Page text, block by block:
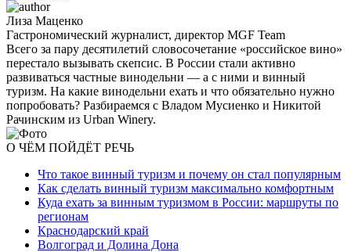
Лиза Маценко
Гастрономический журналист, директор MGF Team
Всего за пару десятилетий словосочетание «российское вино»
перестало вызывать скепсис. В России стали активно
развиваться частные винодельни — а с ними и винный
туризм. На какие винодельни ехать и что обязательно нужно
попробовать? Разбираемся с Владом Мусиенко и Никитой
Рачинским из Urban Winery.
О ЧЁМ ПОЙДЁТ РЕЧЬ
Что такое винный туризм и почему он стал популярным
Как сделать винный туризм максимально комфортным
Куда ехать за винным туризмом в России: маршруты по
регионам
Краснодарский край
Волгоград и Долина Дона